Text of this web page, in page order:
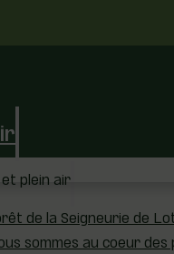
plein air
de la Seigneurie de
sommes au coeur